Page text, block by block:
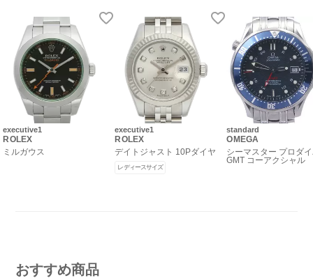
executive1
ROLEX
ミルガウス
executive1
ROLEX
デイトジャスト 10Pダイヤ
レディースサイズ
standard
OMEGA
シーマスター プロダ
GMT コーアクシャル
おすすめ商品